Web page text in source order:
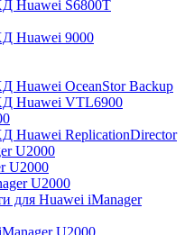
Huawei S6800T
Huawei 9000
Huawei OceanStor Backup
Huawei VTL6900
Huawei ReplicationDirector
U2000
U2000
U2000
для Huawei iManager
U2000